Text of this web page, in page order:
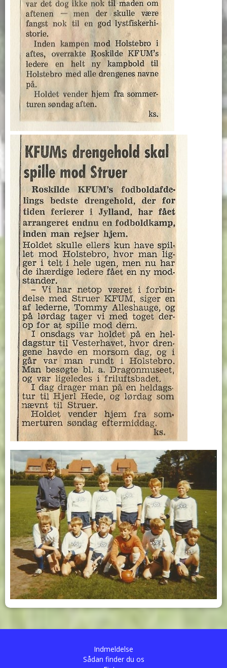
Indmeldelse
Sådan finder du os